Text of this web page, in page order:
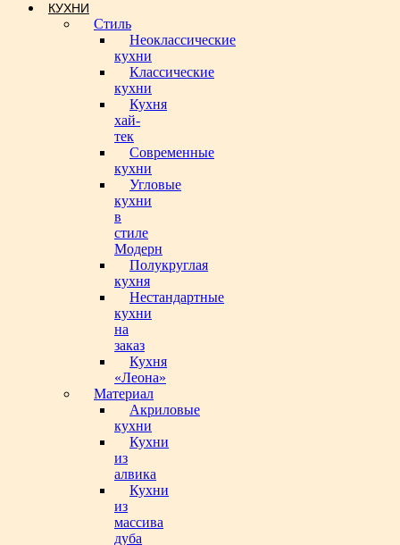
КУХНИ
Стиль
Неоклассические
кухни
Классические
кухни
Кухня
хай-
тек
Современные
кухни
Угловые
кухни
в
стиле
Модерн
Полукруглая
кухня
Нестандартные
кухни
на
заказ
Кухня
«Леона»
Материал
Акриловые
кухни
Кухни
из
алвика
Кухни
из
массива
дуба